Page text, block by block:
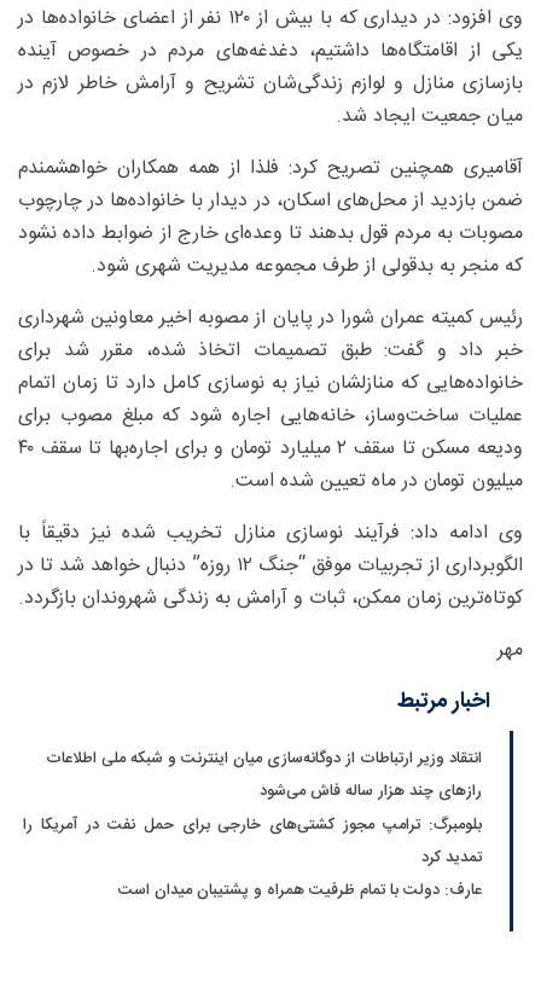
وی افزود: در دیداری که با بیش از ۱۲۰ نفر از اعضای خانواده‌ها در
یکی از اقامتگاه‌ها داشتیم، دغدغه‌های مردم در خصوص آینده
بازسازی منازل و لوازم زندگی‌شان تشریح و آرامش خاطر لازم در
میان جمعیت ایجاد شد.
آقامیری همچنین تصریح کرد: فلذا از همه همکاران خواهشمندم
ضمن بازدید از محل‌های اسکان، در دیدار با خانواده‌ها در چارچوب
مصوبات به مردم قول بدهند تا وعده‌ای خارج از ضوابط داده نشود
که منجر به بدقولی از طرف مجموعه مدیریت شهری شود.
رئیس کمیته عمران شورا در پایان از مصوبه اخیر معاونین شهرداری
خبر داد و گفت: طبق تصمیمات اتخاذ شده، مقرر شد برای
خانواده‌هایی که منازلشان نیاز به نوسازی کامل دارد تا زمان اتمام
عملیات ساخت‌وساز، خانه‌هایی اجاره شود که مبلغ مصوب برای
ودیعه مسکن تا سقف ۲ میلیارد تومان و برای اجاره‌بها تا سقف ۴۰
میلیون تومان در ماه تعیین شده است.
وی ادامه داد: فرآیند نوسازی منازل تخریب‌ شده نیز دقیقاً با
الگوبرداری از تجربیات موفق “جنگ ۱۲ روزه” دنبال خواهد شد تا در
کوتاه‌ترین زمان ممکن، ثبات و آرامش به زندگی شهروندان بازگردد.
مهر
اخبار مرتبط
انتقاد وزیر ارتباطات از دوگانه‌سازی میان اینترنت و شبکه ملی اطلاعات
رازهای چند هزار ساله فاش می‌شود
بلومبرگ: ترامپ مجوز کشتی‌های خارجی برای حمل نفت در آمریکا را
تمدید کرد
عارف: دولت با تمام ظرفیت همراه و پشتیبان میدان است